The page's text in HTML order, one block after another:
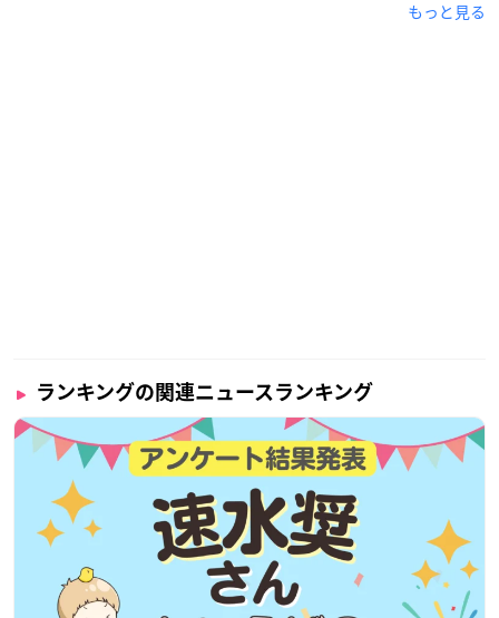
もっと見る
ランキングの関連ニュースランキング